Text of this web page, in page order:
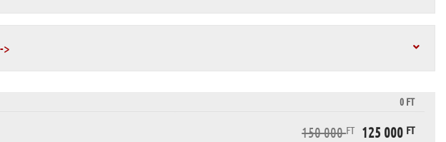
0 FT
150 000FT ORIGINAL
125 000 FT